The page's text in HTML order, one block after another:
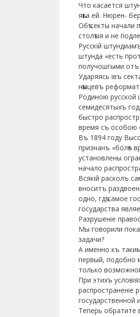
Что касается
яѣка ей. Нюрен-
Обѣ секты начали
столѣтія и не
Русскій
штунда «есть
получошгыми отъ
Ударяясь івъ
нѣмцевъ
Родиною русской
семидесятыхъ
быстро
время съ особою
Въ 1894 году
признанъ «болѣе
установлены
начало
Всякій расколъ
вноситъ
одно, гдѣ самое
государства
Разрушеніе
Мы говорили пока
задачи?
А именно къ
первый, подобно
только
При этихъ
Теперь обратите